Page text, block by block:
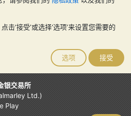
击‘接受’或选择‘选项’来设置您需要的
选项 接受
银交易所
Ltd.)
Play
跌也可能上涨。历史趋势不能保证未来
站及其任何通讯中的任何内容均不构成
业建议，以确定投资并持有金条是否适
名义开展业务，在英格兰和威尔士